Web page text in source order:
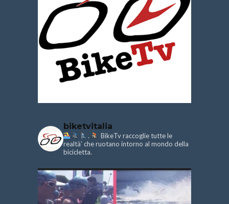
biketvitalia
.
BikeTv raccoglie tutte le
realtà’ che ruotano intorno al mondo della
bicicletta.